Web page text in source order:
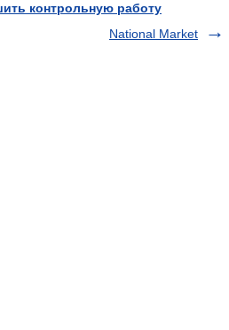
контрольную работу
National Market